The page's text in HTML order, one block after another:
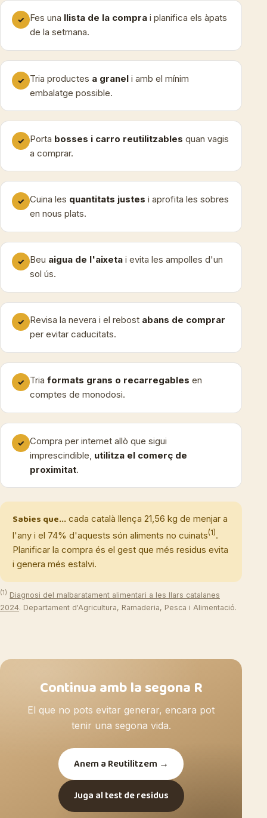
✓ Fes una llista de la compra i planifica els àpats
de la setmana.
✓ Tria productes a granel i amb el mínim
embalatge possible.
✓ Porta bosses i carro reutilitzables quan vagis
a comprar.
✓ Cuina les quantitats justes i aprofita les sobres
en nous plats.
✓ Beu aigua de l'aixeta i evita les ampolles d'un
sol ús.
✓ Revisa la nevera i el rebost abans de comprar
per evitar caducitats.
✓ Triaformats grans o recarregables en
comptes de monodosi.
✓
Compra per internet allò que sigui
imprescindible, utilitza el comerç de
proximitat.
Sabies que...cada català llença 21,56 kg de menjar a
l'any i el 74% d'aquests són aliments no cuinats(1).
Planificar la compra és el gest que més residus evita
i genera més estalvi.
(1) Diagnosi del malbaratament alimentari a les llars catalanes
2024. Departament d'Agricultura, Ramaderia, Pesca i Alimentació.
Continua amb la segona R
El que no pots evitar generar, encara pot
tenir una segona vida.
Anem a Reutilitzem →
Juga al test de residus